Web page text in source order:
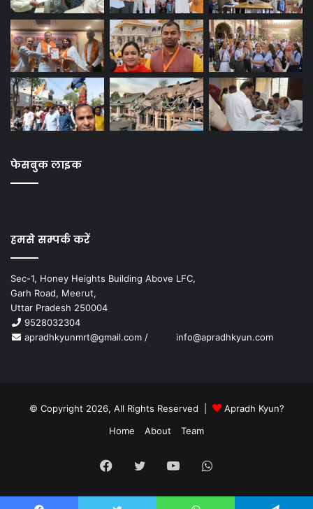
फेसबुक लाइक
हमसे सम्पर्क करें
Sec-1, Honey Heights Building Above LFC,
Garh Road, Meerut,
Uttar Pradesh 250004
9528032304
apradhkyunmrt@gmail.com / info@apradhkyun.com
© Copyright 2026, All Rights Reserved |
Apradh Kyun?
Home
About Team
Facebook
Twitter YouTubeWhatsApp